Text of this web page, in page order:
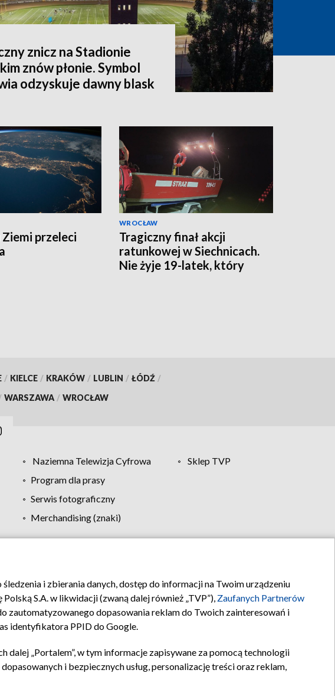
znicz na Stadionie
znów płonie. Symbol
odzyskuje dawny blask
przeleci
WROCŁAW
Tragiczny finał akcji
ratunkowej w Siechnicach.
Nie żyje 19-latek, który
/ KIELCE / KRAKÓW / LUBLIN / ŁÓDŹ /
WARSZAWA / WROCŁAW
Naziemna Telewizja Cyfrowa
Sklep TVP
Program dla prasy
Serwis fotograficzny
Merchandising (znaki)
Biuro reklamy Kontakt
i zbierania danych, dostęp do informacji na Twoim urządzeniu
S.A. w likwidacji (zwaną dalej również „TVP”), Zaufanych Partnerów
zautomatyzowanego dopasowania reklam do Twoich zainteresowań i
identyfikatora PPID do Google.
dalej „Portalem”, w tym informacje zapisywane za pomocą technologii
i bezpiecznych usług, personalizację treści oraz reklam,